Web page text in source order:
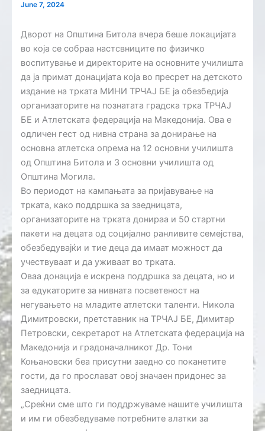
June 7, 2024
Дворот на Општина Битола вчера беше локацијата
во која се собраа настсвниците по физичко
воспитување и директорите на основните училишта
да ја примат донацијата која во пресрет на детското
издание на трката МИНИ ТРЧАЈ БЕ ја обезбедија
организаторите на познатата градска трка ТРЧАЈ
БЕ и Атлетската федерација на Македонија. Ова е
одличен гест од нивна страна за донирање на
основна атлетска опрема на 12 основни училишта
од Општина Битола и 3 основни училишта од
Општина Могила.
Во периодот на кампањата за пријавување на
трката, како поддршка за заедницата,
организаторите на трката донираа и 50 стартни
пакети на децата од социјално ранливите семејства,
обезбедувајќи и тие деца да имаат можност да
учествуваат и да уживаат во трката.
Оваа донација е искрена поддршка за децата, но и
за едукаторите за нивната посветеност на
негувањето на младите атлетски таленти. Никола
Димитровски, претставник на ТРЧАЈ БЕ, Димитар
Петровски, секретарот на Атлетската федерација на
Македонија и градоначалникот Др. Тони
Коњановски беа присутни заедно со поканетите
гости, да го прослават овој значаен придонес за
заедницата.
„Среќни сме што ги поддржуваме нашите училишта
и им ги обезбедуваме потребните алатки за